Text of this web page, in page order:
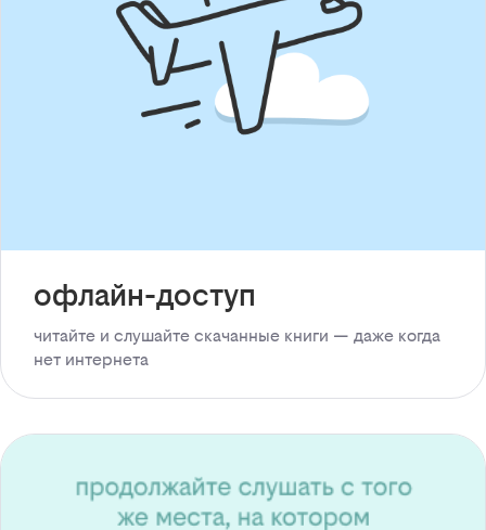
офлайн-доступ
читайте и слушайте скачанные книги — даже когда
нет интернета